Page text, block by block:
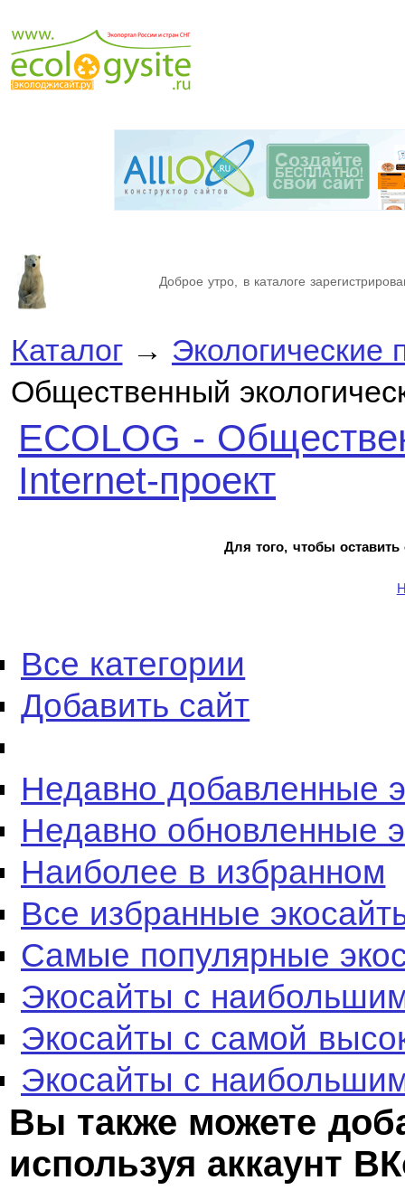
Доброе утро, в каталоге
Каталог→ Экологические
Общественный
ECOLOG -
Internet-проект
Для того, чтобы
Все категории
Добавить сайт
Недавно добавленные
Недавно обновленные
Наиболее в избранном
Все избранные
Самые популярные
Экосайты с
Экосайты с самой
Экосайты с
Вы также можете
используя аккаунт